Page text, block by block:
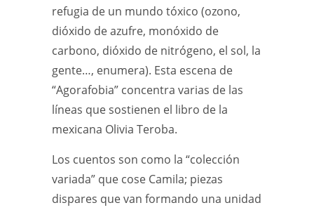
refugia de un mundo tóxico (ozono,
dióxido de azufre, monóxido de
carbono, dióxido de nitrógeno, el sol, la
gente…, enumera). Esta escena de
“Agorafobia” concentra varias de las
líneas que sostienen el libro de la
mexicana Olivia Teroba.
Los cuentos son como la “colección
variada” que cose Camila; piezas
dispares que van formando una unidad